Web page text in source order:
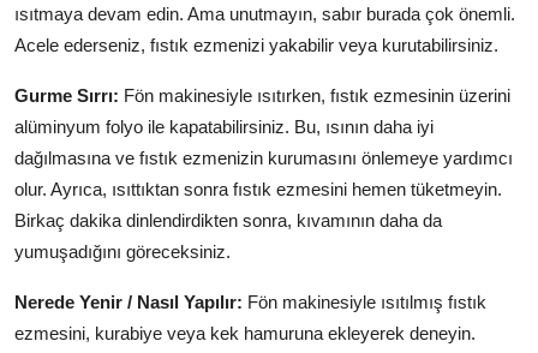
ısıtmaya devam edin. Ama unutmayın, sabır burada çok önemli.
Acele ederseniz, fıstık ezmenizi yakabilir veya kurutabilirsiniz.
Gurme Sırrı: Fön makinesiyle ısıtırken, fıstık ezmesinin üzerini
alüminyum folyo ile kapatabilirsiniz. Bu, ısının daha iyi
dağılmasına ve fıstık ezmenizin kurumasını önlemeye yardımcı
olur. Ayrıca, ısıttıktan sonra fıstık ezmesini hemen tüketmeyin.
Birkaç dakika dinlendirdikten sonra, kıvamının daha da
yumuşadığını göreceksiniz.
Nerede Yenir / Nasıl Yapılır: Fön makinesiyle ısıtılmış fıstık
ezmesini, kurabiye veya kek hamuruna ekleyerek deneyin.